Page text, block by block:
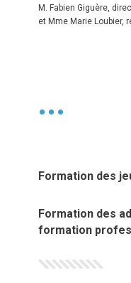
M. Fabien Giguère,
et Mme Marie Loubier,
•
Formation des
Formation des
formation